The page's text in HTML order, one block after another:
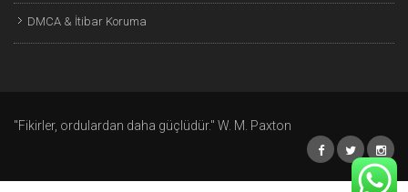
DMCA & İtibar Koruma
"Fikirler, ordulardan daha güçlüdür." W. M. Paxton